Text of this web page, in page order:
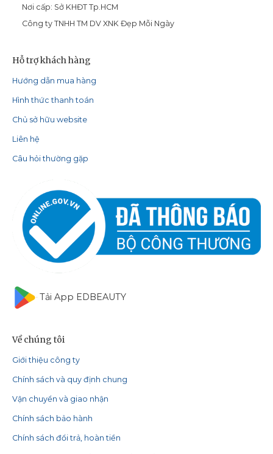
Nơi cấp: Sở KHĐT Tp.HCM
Công ty TNHH TM DV XNK Đẹp Mỗi Ngày
Hỗ trợ khách hàng
Hướng dẫn mua hàng
Hình thức thanh toán
Chủ sở hữu website
Liên hệ
Câu hỏi thường gặp
Tải App EDBEAUTY
Về chúng tôi
Giới thiệu công ty
Chính sách và quy định chung
Vận chuyển và giao nhận
Chính sách bảo hành
Chính sách đổi trả, hoàn tiền